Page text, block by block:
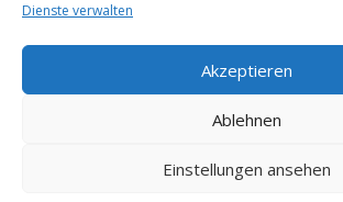
Dienste verwalten
Akzeptieren
Ablehnen
Einstellungen ansehen
Copyright © 2026 ROOF Music. All